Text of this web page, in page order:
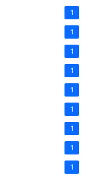
1
1
1
1
1
1
1
1
1